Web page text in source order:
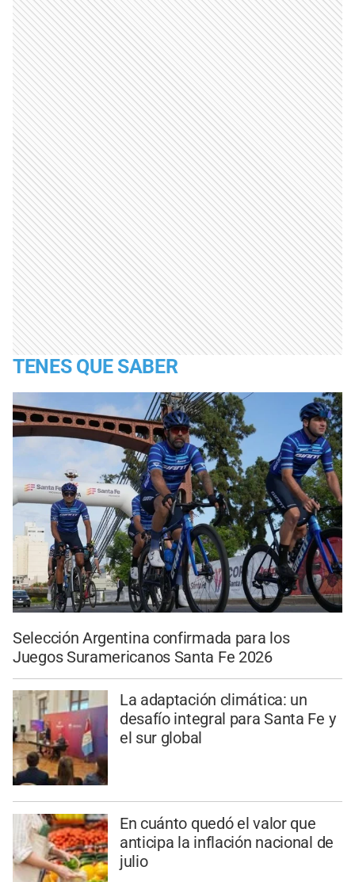
TENES QUE SABER
Selección Argentina confirmada para los
Juegos Suramericanos Santa Fe 2026
La adaptación climática: un
desafío integral para Santa Fe y
el sur global
En cuánto quedó el valor que
anticipa la inflación nacional de
julio